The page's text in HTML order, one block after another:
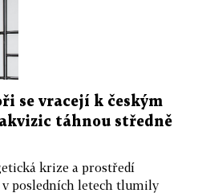
se vracejí k českým
táhnou středně
krize a prostředí
v posledních letech tlumily